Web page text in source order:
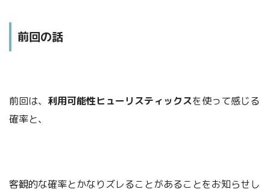
前回の話
前回は、 利用可能性ヒューリスティックスを使って感じる
確率と、
客観的な確率とかなりズレることがあることをお知らせし